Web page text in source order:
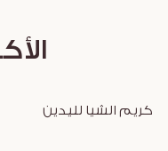
كريم الشيا لليدين